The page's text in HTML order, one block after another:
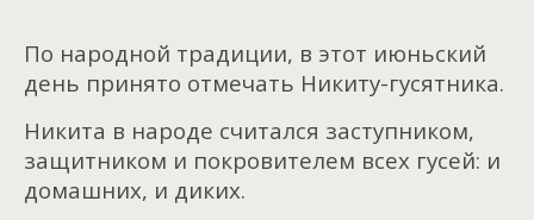
По народной традиции, в этот июньский
день принято отмечать Никиту-гусятника.
Никита в народе считался заступником,
защитником и покровителем всех гусей: и
домашних, и диких.